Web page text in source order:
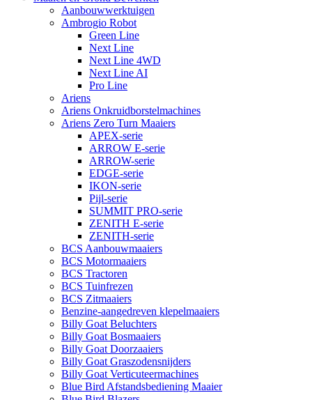
Aanbouwwerktuigen
Ambrogio Robot
Green Line
Next Line
Next Line 4WD
Next Line AI
Pro Line
Ariens
Ariens Onkruidborstelmachines
Ariens Zero Turn Maaiers
APEX-serie
ARROW E-serie
ARROW-serie
EDGE-serie
IKON-serie
Pijl-serie
SUMMIT PRO-serie
ZENITH E-serie
ZENITH-serie
BCS Aanbouwmaaiers
BCS Motormaaiers
BCS Tractoren
BCS Tuinfrezen
BCS Zitmaaiers
Benzine-aangedreven klepelmaaiers
Billy Goat Beluchters
Billy Goat Bosmaaiers
Billy Goat Doorzaaiers
Billy Goat Graszodensnijders
Billy Goat Verticuteermachines
Blue Bird Afstandsbediening Maaier